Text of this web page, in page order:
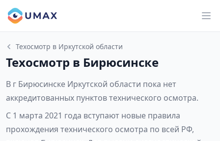
Техосмотр в Иркутской области
Техосмотр в Бирюсинске
В г Бирюсинске Иркутской области пока нет
аккредитованных пунктов технического осмотра.
С 1 марта 2021 года вступают новые правила
прохождения технического осмотра по всей РФ,